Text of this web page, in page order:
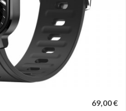
69,00 €